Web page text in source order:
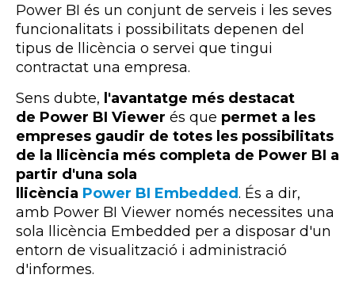
Power BI és un conjunt de serveis i les seves
funcionalitats i possibilitats depenen del
tipus de llicència o servei que tingui
contractat una empresa.
Sens dubte, l'avantatge més destacat
de Power BI Viewer és que permet a les
empreses gaudir de totes les possibilitats
de la llicència més completa de Power BI a
partir d'una sola
llicència Power BI Embedded. És a dir,
amb Power BI Viewer només necessites una
sola llicència Embedded per a disposar d'un
entorn de visualització i administració
d'informes.